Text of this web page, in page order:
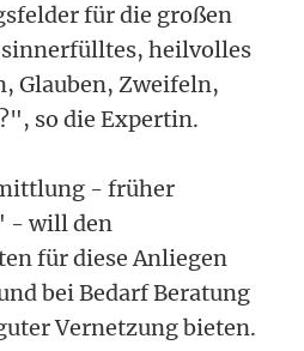
für die großen
sinnerfülltes, heilvolles
Glauben, Zweifeln,
so die Expertin.
- früher
- will den
für diese Anliegen
bei Bedarf Beratung
Vernetzung bieten.